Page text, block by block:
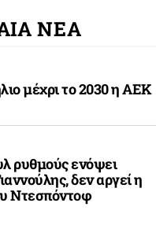
ΝΕΑ
μέχρι το 2030 η ΑΕΚ
ρυθμούς ενόψει
δεν αργεί η
Ντεσπόντοφ